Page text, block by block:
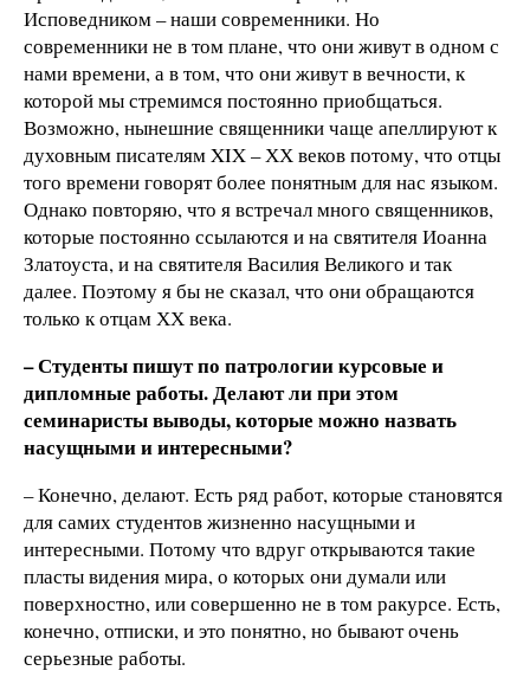
Исповедником – наши современники. Но
современники не в том плане, что они живут в одном с
нами времени, а в том, что они живут в вечности, к
которой мы стремимся постоянно приобщаться.
Возможно, нынешние священники чаще апеллируют к
духовным писателям XIX – ХХ веков потому, что отцы
того времени говорят более понятным для нас языком.
Однако повторяю, что я встречал много священников,
которые постоянно ссылаются и на святителя Иоанна
Златоуста, и на святителя Василия Великого и так
далее. Поэтому я бы не сказал, что они обращаются
только к отцам ХХ века.
– Студенты пишут по патрологии курсовые и
дипломные работы. Делают ли при этом
семинаристы выводы, которые можно назвать
насущными и интересными?
– Конечно, делают. Есть ряд работ, которые становятся
для самих студентов жизненно насущными и
интересными. Потому что вдруг открываются такие
пласты видения мира, о которых они думали или
поверхностно, или совершенно не в том ракурсе. Есть,
конечно, отписки, и это понятно, но бывают очень
серьезные работы.